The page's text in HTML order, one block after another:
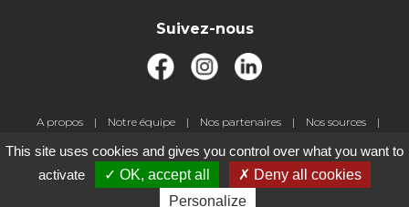
Suivez-nous
Pied
page
A propos Notre équipe Nos partenaires
Nos sources
Livre d'or
Jeux-concours Contact
Gestion des cookies
Mentions légales
This site uses cookies and gives you control over what you want to
activate
OK, accept all
Deny all cookies
Personalize